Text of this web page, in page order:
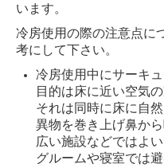
います。
冷房使用の際の注意点に
考にして下さい。
冷房使用中にサーキ
目的は床に近い空気
それは同時に床に自
異物を巻き上げ鼻か
広い施設などではよ
グルームや寝室では